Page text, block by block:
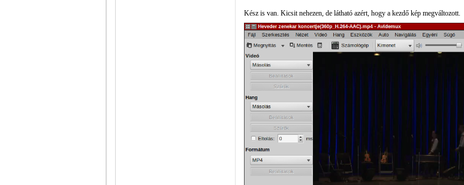
Kész is van. Kicsit nehezen, de látható azért, hogy a kezdő kép megváltozott.